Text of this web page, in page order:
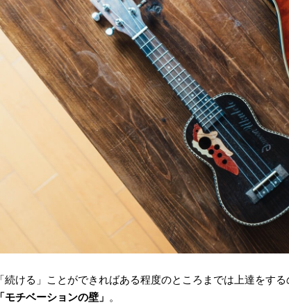
「続ける」ことができればある程度のところまでは上達をす
「モチベーションの壁」 。